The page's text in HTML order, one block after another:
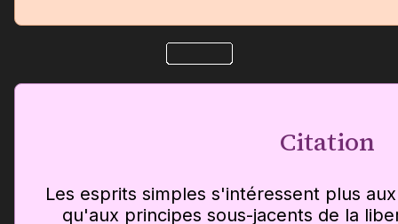
Citation
Les esprits simples s'intéressent plus
qu'aux principes sous-jacents de la